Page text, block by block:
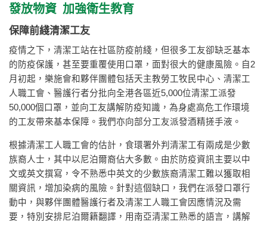
發放物資 加強衛生教育
保障前綫清潔工友
疫情之下，清潔工站在社區防疫前綫，但很多工友卻缺乏基本
的防疫保護，甚至要重覆使用口罩，面對很大的健康風險。自2
月初起，樂施會和夥伴團體包括天主教勞工牧民中心、清潔工
人職工會、醫護行者分批向全港各區近5,000位清潔工派發
50,000個口罩，並向工友講解防疫知識，為身處高危工作環境
的工友帶來基本保障。我們亦向部分工友派發酒精搓手液。
根據清潔工人職工會的估計，食環署外判清潔工有兩成是少數
族裔人士，其中以尼泊爾裔佔大多數。由於防疫資訊主要以中
文或英文撰寫，令不熟悉中英文的少數族裔清潔工難以獲取相
關資訊，增加染病的風險。針對這個缺口，我們在派發口罩行
動中，與夥伴團體醫護行者及清潔工人職工會因應情況及需
要，特別安排尼泊爾籍翻譯，用南亞清潔工熟悉的語言，講解